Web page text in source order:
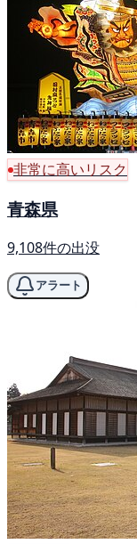
非常に高いリスク
青森県
9,108件の出没
アラート